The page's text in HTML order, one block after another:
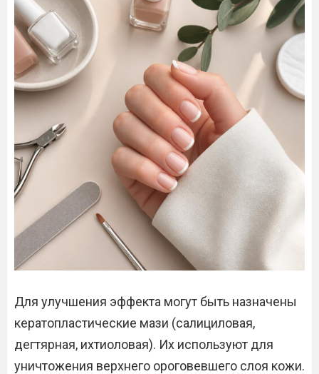
Для улучшения эффекта могут быть назначены
кератопластические мази (салициловая,
дегтярная, ихтиоловая). Их используют для
уничтожения верхнего ороговевшего слоя кожи.